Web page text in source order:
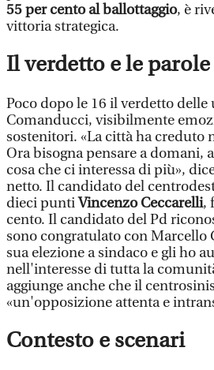
55 per cento al ballottaggio, è
vittoria strategica.
Il verdetto e le parole
Poco dopo le 16 il verdetto delle
Comanducci, visibilmente
sostenitori. «La città ha creduto
Ora bisogna pensare a domani,
cosa che ci interessa di più»,
netto. Il candidato del
dieci puntiVincenzo Ceccarelli,
cento. Il candidato del Pd
sono congratulato con Marcello
sua elezione a sindaco e gli ho
nell'interesse di tutta la
aggiunge anche che il
«un'opposizione attenta e
Contesto e scenari